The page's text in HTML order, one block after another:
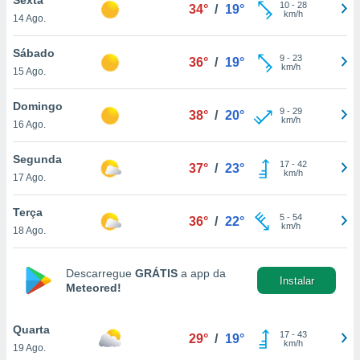
lhe
e
com
Pode
e
a
a
14 Ago.
34° / 19° 10- 28
km/h
Sábado
15 Ago.
36° / 19° 9- 23
km/h
Domingo
16 Ago.
38° / 20° 9- 29
km/h
Segunda
17 Ago.
37° / 23° 17- 42
km/h
Terça
18 Ago.
36° / 22° 5- 54
km/h
Descarregue GRÁTIS a app da
Meteored!
Instalar
Quarta
19 Ago.
29° / 19° 17- 43
km/h